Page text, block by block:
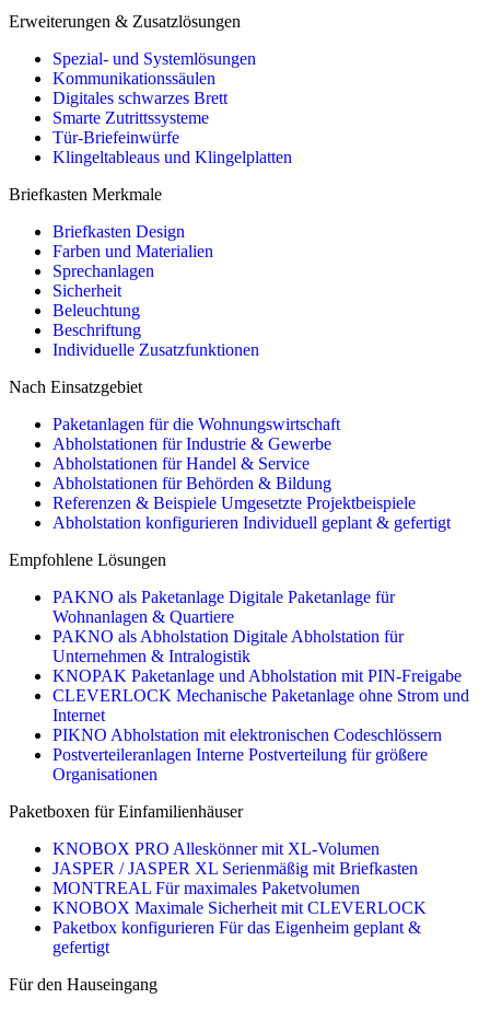
Erweiterungen & Zusatzlösungen
Spezial- und Systemlösungen
Kommunikationssäulen
Digitales schwarzes Brett
Smarte Zutrittssysteme
Tür-Briefeinwürfe
Klingeltableaus und Klingelplatten
Briefkasten Merkmale
Briefkasten Design
Farben und Materialien
Sprechanlagen
Sicherheit
Beleuchtung
Beschriftung
Individuelle Zusatzfunktionen
Nach Einsatzgebiet
Paketanlagen für die Wohnungswirtschaft
Abholstationen für Industrie & Gewerbe
Abholstationen für Handel & Service
Abholstationen für Behörden & Bildung
Referenzen & Beispiele Umgesetzte Projektbeispiele
Abholstation konfigurieren Individuell geplant & gefertigt
Empfohlene Lösungen
PAKNO als Paketanlage Digitale Paketanlage für
Wohnanlagen & Quartiere
PAKNO als Abholstation Digitale Abholstation für
Unternehmen & Intralogistik
KNOPAK Paketanlage und Abholstation mit PIN-Freigabe
CLEVERLOCK Mechanische Paketanlage ohne Strom und
Internet
PIKNO Abholstation mit elektronischen Codeschlössern
Postverteileranlagen Interne Postverteilung für größere
Organisationen
Paketboxen für Einfamilienhäuser
KNOBOX PRO Alleskönner mit XL-Volumen
JASPER / JASPER XL Serienmäßig mit Briefkasten
MONTREAL Für maximales Paketvolumen
KNOBOX Maximale Sicherheit mit CLEVERLOCK
Paketbox konfigurieren Für das Eigenheim geplant &
gefertigt
Für den Hauseingang